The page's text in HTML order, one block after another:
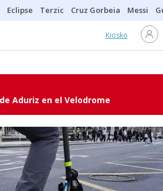
Eclipse Terzic Cruz Gorbeia Messi
Kiosko
Aduriz en el Velodrome